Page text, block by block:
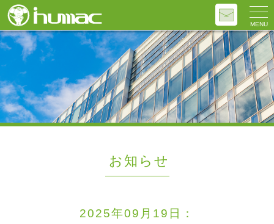
お知らせ
2025年09月19日：
MENU